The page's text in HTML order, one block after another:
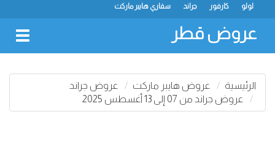
سفاري هايبر ماركت جراند كارفور لولو
عروض قطر
الرئيسية عروض هايبر ماركت
عروض جراند
عروض جراند من 07 إلى 13 أغسطس 2025